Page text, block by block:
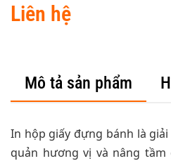
Liên hệ
Mô tả sản phẩm
In hộp giấy đựng bánh là
quản hương vị và nâng